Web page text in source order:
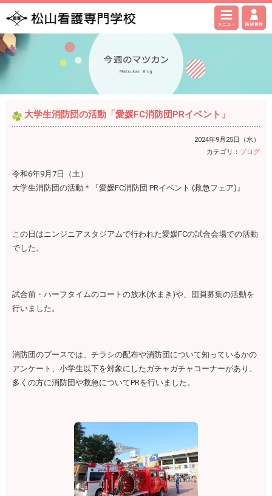
大学生消防団の活動「愛媛FC消防団PRイベント」
2024年9月25日（水）
カテゴリ： ブログ
令和6年9月7日（土）
大学生消防団の活動＊『愛媛FC消防団 PRイベント (救急フェア)』
この日はニンジニアスタジアムで行われた愛媛FCの試合会場での活動
でした。
試合前・ハーフタイムのコートの放水(水まき)や、団員募集の活動を
行いました。
消防団のブースでは、チラシの配布や消防団について知っているかの
アンケート、小学生以下を対象にしたガチャガチャコーナーがあり、
多くの方に消防団や救急についてPRを行いました。